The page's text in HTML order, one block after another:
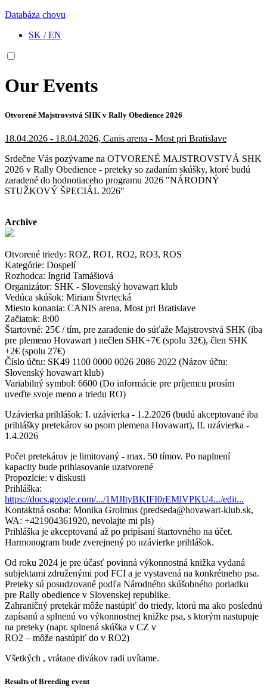
Databáza chovu
SK /EN
Our Events
Otvorené Majstrovstvá SHK v Rally Obedience 2026
18.04.2026 - 18.04.2026, Canis arena - Most pri Bratislave
Srdečne Vás pozývame na OTVORENÉ MAJSTROVSTVÁ SHK
2026 v Rally Obedience - preteky so zadaním skúšky, ktoré budú
zaradené do hodnotiaceho programu 2026 "NÁRODNÝ
STUŽKOVÝ ŠPECIÁL 2026"
Archive
Otvorené triedy: ROZ, RO1, RO2, RO3, ROS
Kategórie: Dospelí
Rozhodca: Ingrid Tamášiová
Organizátor: SHK - Slovenský hovawart klub
Vedúca skúšok: Miriam Štvrtecká
Miesto konania: CANIS arena, Most pri Bratislave
Začiatok: 8:00
Štartovné: 25€ / tím, pre zaradenie do súťaže Majstrovstvá SHK (iba
pre plemeno Hovawart ) nečlen SHK+7€ (spolu 32€), člen SHK
+2€ (spolu 27€)
Číslo účtu: SK49 1100 0000 0026 2086 2022 (Názov účtu:
Slovenský hovawart klub)
Variabilný symbol: 6600 (Do informácie pre príjemcu prosím
uveďte svoje meno a triedu RO)
Uzávierka prihlášok: I. uzávierka - 1.2.2026 (budú akceptované iba
prihlášky pretekárov so psom plemena Hovawart), II. uzávierka -
1.4.2026
Počet pretekárov je limitovaný - max. 50 tímov. Po naplnení
kapacity bude prihlasovanie uzatvorené
Propozície: v diskusii
Prihláška:
https://docs.google.com/.../1MJItyBKIFI0rEMlVPKU4.../edit...
Kontaktná osoba: Monika Grolmus (predseda@hovawart-klub.sk,
WA: +421904361920, nevolajte mi pls)
Prihláška je akceptovaná až po pripísaní štartovného na účet.
Harmonogram bude zverejnený po uzávierke prihlášok.
Od roku 2024 je pre účasť povinná výkonnostná knižka vydaná
subjektami združenými pod FCI a je vystavená na konkrétneho psa.
Preteky sú posudzované podľa Národného skúšobného poriadku
pre Rally obedience v Slovenskej republike.
Zahraničný pretekár môže nastúpiť do triedy, ktorú ma ako poslednú
zapísanú a splnenú vo výkonnostnej knižke psa, s ktorým nastupuje
na preteky (napr. splnená skúška v CZ v
RO2 – môže nastúpiť do v RO2)
Všetkých , vrátane divákov radi uvítame.
Results of Breeding event